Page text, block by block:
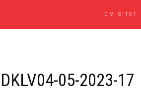
OM SITET
DKLV04-05-2023-17